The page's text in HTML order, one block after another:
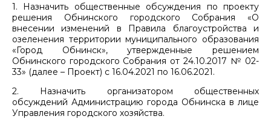
1. Назначить общественные обсуждения по проекту
решения Обнинского городского Собрания «О
внесении изменений в Правила благоустройства и
озеленения территории муниципального образования
«Город Обнинск», утвержденные решением
Обнинского городского Собрания от 24.10.2017 № 02-
33» (далее – Проект) с 16.04.2021 по 16.06.2021.
2. Назначить организатором общественных
обсуждений Администрацию города Обнинска в лице
Управления городского хозяйства.